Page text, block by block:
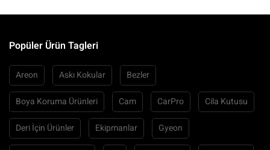
Popüler Ürün Tagleri
Areon Askı Kokular Bezler
Boya Koruma Ürünleri Cam CarPro Cila Kutusu
Deri İçin Ürünler Ekipmanlar Gyeon